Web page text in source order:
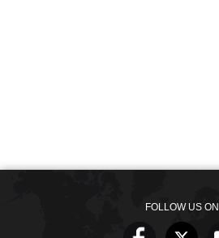
FOLLOW US ON